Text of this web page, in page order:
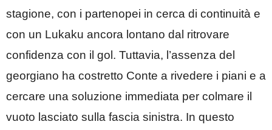
stagione, con i partenopei in cerca di continuità e
con un Lukaku ancora lontano dal ritrovare
confidenza con il gol. Tuttavia, l’assenza del
georgiano ha costretto Conte a rivedere i piani e a
cercare una soluzione immediata per colmare il
vuoto lasciato sulla fascia sinistra. In questo